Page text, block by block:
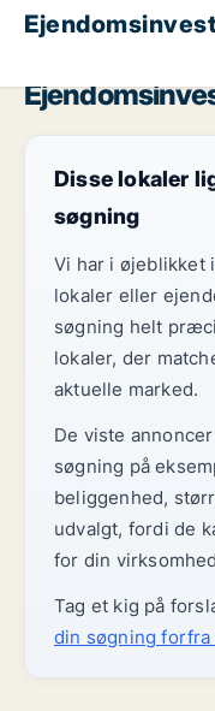
Disse lokaler
søgning
Vi har i øjeblikket
lokaler eller
søgning helt
lokaler, der
aktuelle marked.
De viste
søgning på
beliggenhed,
udvalgt, fordi de
for din
Tag et kig på
din søgning forfra